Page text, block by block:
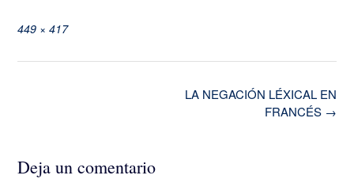
Tamaño
449 × 417
LA NEGACIÓN LÉXICAL EN
FRANCÉS →
Deja un comentario